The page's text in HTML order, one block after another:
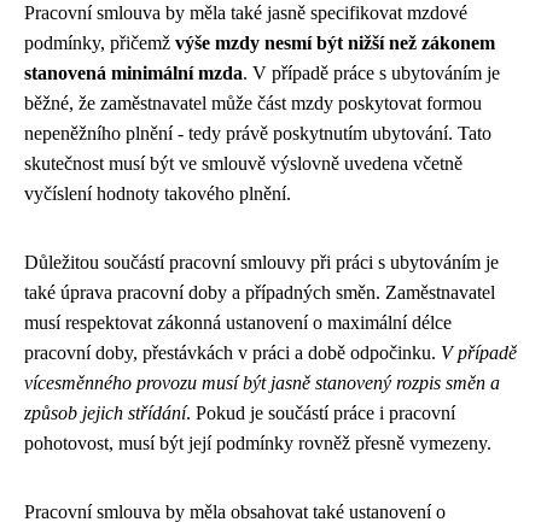
Pracovní smlouva by měla také jasně specifikovat mzdové
podmínky, přičemž výše mzdy nesmí být nižší než zákonem
stanovená minimální mzda. V případě práce s ubytováním je
běžné, že zaměstnavatel může část mzdy poskytovat formou
nepeněžního plnění - tedy právě poskytnutím ubytování. Tato
skutečnost musí být ve smlouvě výslovně uvedena včetně
vyčíslení hodnoty takového plnění.
Důležitou součástí pracovní smlouvy při práci s ubytováním je
také úprava pracovní doby a případných směn. Zaměstnavatel
musí respektovat zákonná ustanovení o maximální délce
pracovní doby, přestávkách v práci a době odpočinku. V případě
vícesměnného provozu musí být jasně stanovený rozpis směn a
způsob jejich střídání. Pokud je součástí práce i pracovní
pohotovost, musí být její podmínky rovněž přesně vymezeny.
Pracovní smlouva by měla obsahovat také ustanovení o